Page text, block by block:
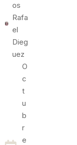
Os
Rafa
El
Dieg
Uez
O
C
T
U
B
R
E